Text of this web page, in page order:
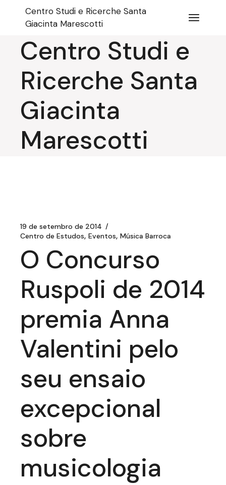
conteúdo
Centro Studi e Ricerche Santa
Giacinta Marescotti
Centro Studi e
Ricerche Santa
Giacinta
Marescotti
19 de setembro de 2014
Centro de Estudos Eventos Música Barroca
O Concurso
Ruspoli de 2014
premia Anna
Valentini pelo
seu ensaio
excepcional
sobre
musicologia